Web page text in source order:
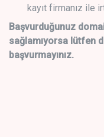
kayıt firmanız ile
Başvurduğunuz
sağlamıyorsa lütfen
başvurmayınız.